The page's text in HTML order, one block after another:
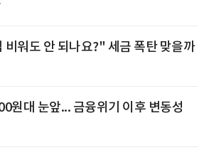
비워도 안 되나요?" 세금 폭탄 맞을까
원대 눈앞... 금융위기 이후 변동성